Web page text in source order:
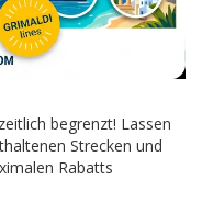
begrenzt! Lassen
Strecken und
Rabatts